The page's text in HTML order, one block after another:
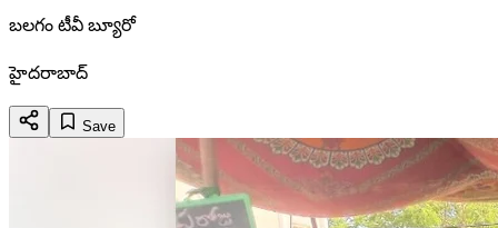
బలగం టీవీ బ్యూరో
హైదరాబాద్
Save